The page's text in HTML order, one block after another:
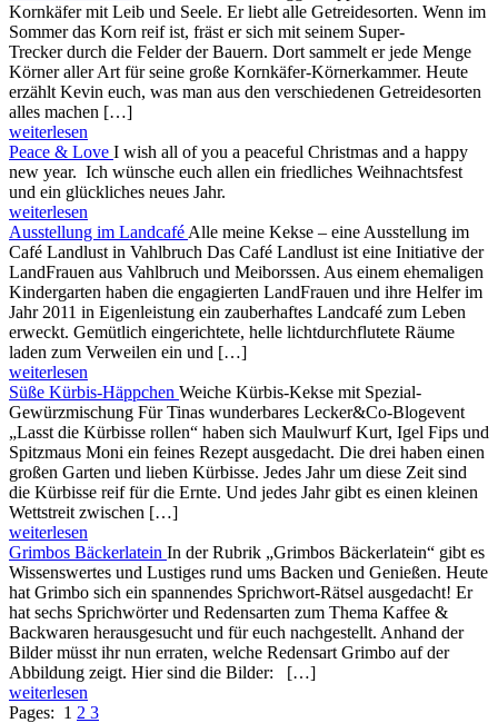
Kornkäfer mit Leib und Seele. Er liebt alle Getreidesorten. Wenn im
Sommer das Korn reif ist, fräst er sich mit seinem Super-
Trecker durch die Felder der Bauern. Dort sammelt er jede Menge
Körner aller Art für seine große Kornkäfer-Körnerkammer. Heute
erzählt Kevin euch, was man aus den verschiedenen Getreidesorten
alles machen […]
weiterlesen
Peace & Love I wish all of you a peaceful Christmas and a happy
new year. Ich wünsche euch allen ein friedliches Weihnachtsfest
und ein glückliches neues Jahr.
weiterlesen
Ausstellung im Landcafé Alle meine Kekse – eine Ausstellung im
Café Landlust in Vahlbruch Das Café Landlust ist eine Initiative der
LandFrauen aus Vahlbruch und Meiborssen. Aus einem ehemaligen
Kindergarten haben die engagierten LandFrauen und ihre Helfer im
Jahr 2011 in Eigenleistung ein zauberhaftes Landcafé zum Leben
erweckt. Gemütlich eingerichtete, helle lichtdurchflutete Räume
laden zum Verweilen ein und […]
weiterlesen
Süße Kürbis-Häppchen Weiche Kürbis-Kekse mit Spezial-
Gewürzmischung Für Tinas wunderbares Lecker&Co-Blogevent
„Lasst die Kürbisse rollen“ haben sich Maulwurf Kurt, Igel Fips und
Spitzmaus Moni ein feines Rezept ausgedacht. Die drei haben einen
großen Garten und lieben Kürbisse. Jedes Jahr um diese Zeit sind
die Kürbisse reif für die Ernte. Und jedes Jahr gibt es einen kleinen
Wettstreit zwischen […]
weiterlesen
Grimbos Bäckerlatein In der Rubrik „Grimbos Bäckerlatein“ gibt es
Wissenswertes und Lustiges rund ums Backen und Genießen. Heute
hat Grimbo sich ein spannendes Sprichwort-Rätsel ausgedacht! Er
hat sechs Sprichwörter und Redensarten zum Thema Kaffee &
Backwaren herausgesucht und für euch nachgestellt. Anhand der
Bilder müsst ihr nun erraten, welche Redensart Grimbo auf der
Abbildung zeigt. Hier sind die Bilder: […]
weiterlesen
Pages: 1 2 3